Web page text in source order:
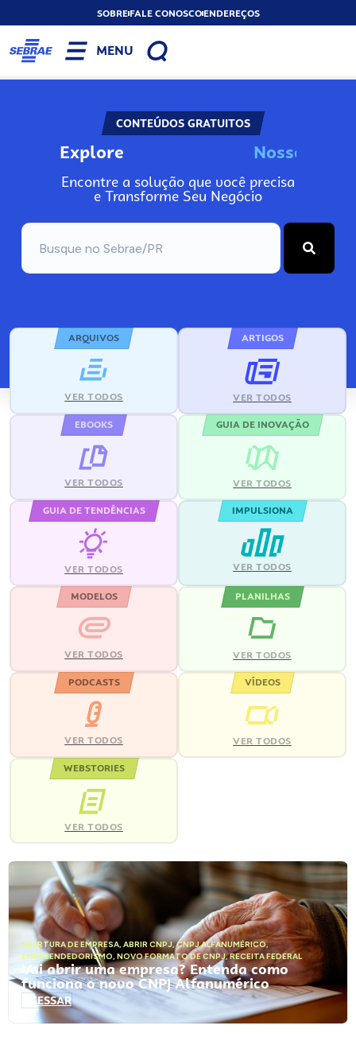
SOBREFALE CONOSCOENDEREÇOS
MENU
CONTEÚDOS GRATUITOS
Explore Nosso
Encontre a solução que você precisa
e Transforme Seu Negócio
ARQUIVOS
VER TODOS
ARTIGOS
VER TODOS
EBOOKS
VER TODOS
GUIA DE INOVAÇÃO
VER TODOS
GUIA DE TENDÊNCIAS
VER TODOS
IMPULSIONA
VER TODOS
MODELOS
VER TODOS
PLANILHAS
VER TODOS
PODCASTS
VER TODOS
VÍDEOS
VER TODOS
WEBSTORIES
VER TODOS
ABERTURA DE EMPRESA, ABRIR CNPJ,CNPJ ALFANUMÉRICO,
EMPREENDEDORISMO, NOVO FORMATO DE CNPJ,RECEITA FEDERAL
Vai abrir uma empresa? Entenda como
funciona o novo CNPJ Alfanumérico
ACESSAR